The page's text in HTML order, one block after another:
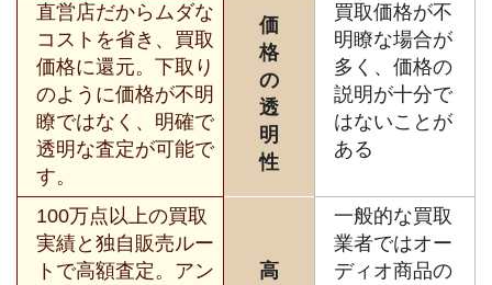
直営店だからムダな
コストを省き、買取
価格に還元。下取り
のように価格が不明
瞭ではなく、明確で
透明な査定が可能で
す。
価
格
の
透
明
性
買取価格が不
明瞭な場合が
多く、価格の
説明が十分で
はないことが
ある
100万点以上の買取
実績と独自販売ルー
トで高額査定。アン
高
一般的な買取
業者ではオー
ディオ商品の